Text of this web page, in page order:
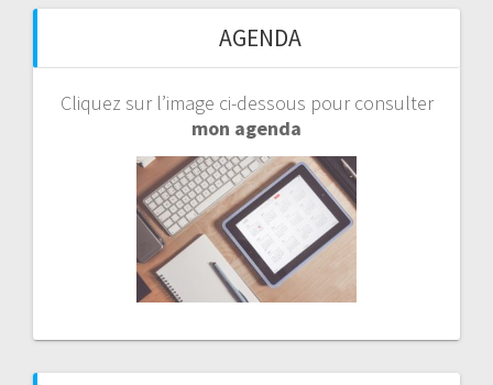
AGENDA
Cliquez sur l’image ci-dessous pour consulter
mon agenda